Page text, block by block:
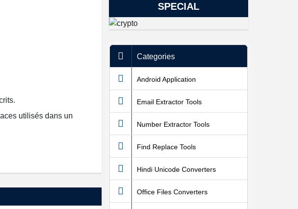
utilisés dans un
SPECIAL
Categories
Android Application
Email Extractor Tools
Number Extractor Tools
Find Replace Tools
Hindi Unicode Converters
Office Files Converters